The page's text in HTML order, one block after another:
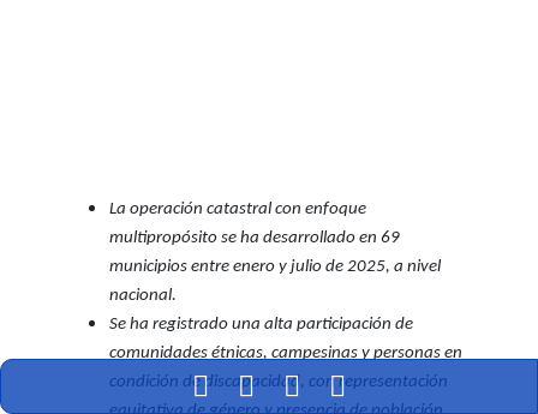
La operación catastral con enfoque
multipropósito se ha desarrollado en 69
municipios entre enero y julio de 2025, a nivel
nacional.
Se ha registrado una alta participación de
comunidades étnicas, campesinas y personas en